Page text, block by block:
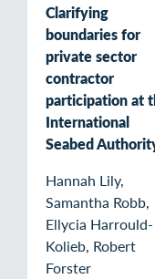
Clarifying
boundaries for
private sector
contractor
participation at
International
Seabed
Hannah Lily,
Samantha Robb,
Ellycia Harrould-
Kolieb, Robert
Forster